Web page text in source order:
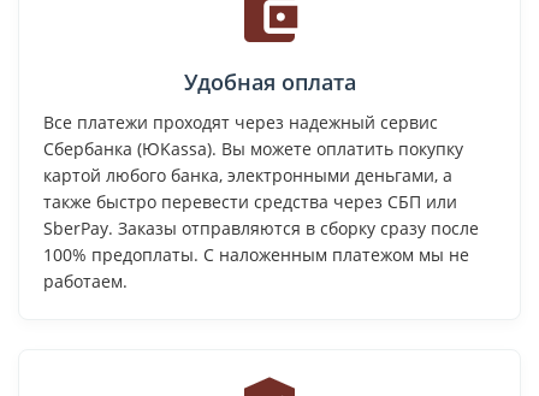
Удобная оплата
Все платежи проходят через надежный сервис
Сбербанка (ЮKassa). Вы можете оплатить покупку
картой любого банка, электронными деньгами, а
также быстро перевести средства через СБП или
SberPay. Заказы отправляются в сборку сразу после
100% предоплаты. С наложенным платежом мы не
работаем.